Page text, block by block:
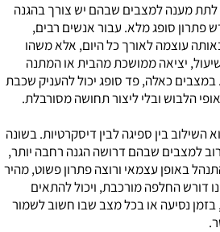
לתת מענה למצבים שבהם יש צורך בהגנה
פתרון סופג מלא. עבור אנשים רבים,
עוצמה לאורך כל היום, אלא משהו
יציאה ממושכת מהבית או המתנה
במצבים כאלה, פד סופג יכול להעניק שכבת
הלבוש ובלי ליצור תחושה מסורבלת.
השילוב בין ספיגה לבין דיסקרטיות. בשונה
למצבים שבהם דרושה הגנה רחבה יותר,
באופן עצמאי ורוצה פתרון פשוט, מהיר
דורש החלפה מורכבת, ויכול להתאים
נסיעה או בכל מצב שבו חשוב לשמור